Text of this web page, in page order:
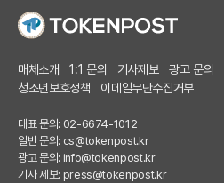
매체소개 1:1 문의 기사제보 광고 문의
청소년보호정책
이메일무단수집거부
대표 문의: 02-6674-1012
일반 문의: cs@tokenpost.kr
광고 문의: info@tokenpost.kr
기사 제보: press@tokenpost.kr